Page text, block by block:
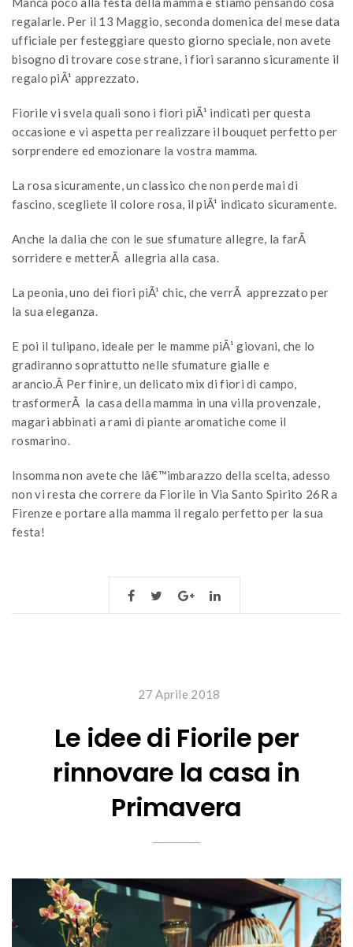
regalarle. Per il 13 Maggio, seconda domenica del mese data
ufficiale per festeggiare questo giorno speciale, non avete
bisogno di trovare cose strane, i fiori saranno sicuramente il
regalo piÃ¹ apprezzato.
Fiorile vi svela quali sono i fiori piÃ¹ indicati per questa
occasione e vi aspetta per realizzare il bouquet perfetto per
sorprendere ed emozionare la vostra mamma.
La rosa sicuramente, un classico che non perde mai di
fascino, scegliete il colore rosa, il piÃ¹ indicato sicuramente.
Anche la dalia che con le sue sfumature allegre, la farÃ
sorridere e metterÃ allegria alla casa.
La peonia, uno dei fiori piÃ¹ chic, che verrÃ apprezzato per
la sua eleganza.
E poi il tulipano, ideale per le mamme piÃ¹ giovani, che lo
gradiranno soprattutto nelle sfumature gialle e
arancio.Â Per finire, un delicato mix di fiori di campo,
trasformerÃ la casa della mamma in una villa provenzale,
magari abbinati a rami di piante aromatiche come il
rosmarino.
Insomma non avete che lâ€™imbarazzo della scelta, adesso
non vi resta che correre da Fiorile in Via Santo Spirito 26R a
Firenze e portare alla mamma il regalo perfetto per la sua
festa!
27 Aprile 2018
Le idee di Fiorile per
rinnovare la casa in
Primavera